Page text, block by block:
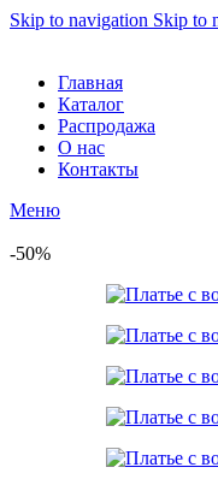
Skip to navigation Skip to
Главная
Каталог
Распродажа
О нас
Контакты
Меню
-50%